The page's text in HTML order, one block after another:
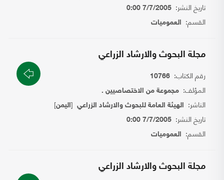
تاريخ النشر: 7/7/2005 0:00
القسم: العموميات
مجلة البحوث والارشاد الزراعي
رقم الكتاب: 10766
المؤلف: مجموعة من الاختصاصيين .
الناشر: الهيئة العامة للبحوث والارشاد الزراعي [اليمن]
تاريخ النشر: 7/7/2005 0:00
القسم: العموميات
مجلة البحوث والارشاد الزراعي